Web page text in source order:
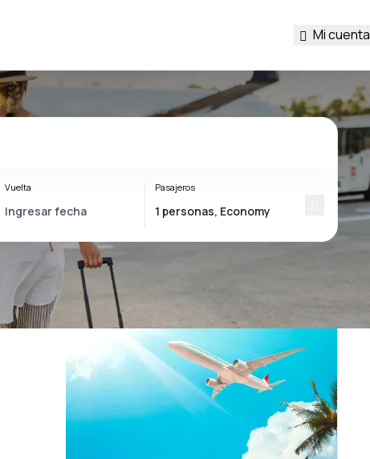
Mi cuenta
Vuelta Pasajeros